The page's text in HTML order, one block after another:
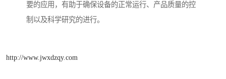
要的应用，有助于确保设备的正常运行、产品质量的控
制以及科学研究的进行。
http://www.jwxdzqy.com